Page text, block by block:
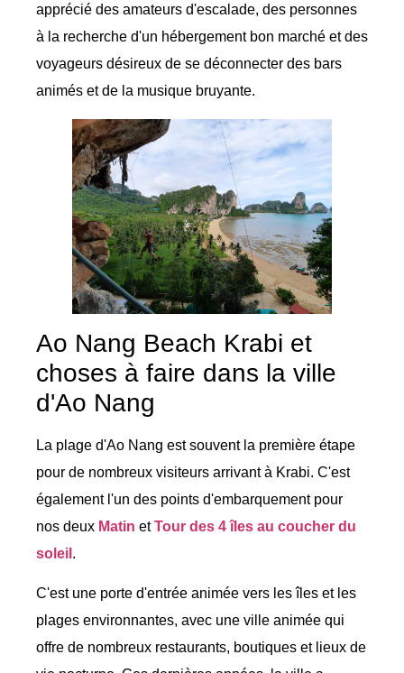
apprécié des amateurs d'escalade, des personnes
à la recherche d'un hébergement bon marché et des
voyageurs désireux de se déconnecter des bars
animés et de la musique bruyante.
Ao Nang Beach Krabi et
choses à faire dans la ville
d'Ao Nang
La plage d'Ao Nang est souvent la première étape
pour de nombreux visiteurs arrivant à Krabi. C'est
également l'un des points d'embarquement pour
nos deux Matin etTour des 4 îles au coucher du
soleil .
C'est une porte d'entrée animée vers les îles et les
plages environnantes, avec une ville animée qui
offre de nombreux restaurants, boutiques et lieux de